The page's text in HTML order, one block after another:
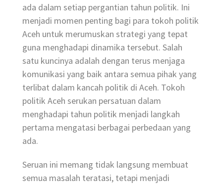
ada dalam setiap pergantian tahun politik. Ini
menjadi momen penting bagi para tokoh politik
Aceh untuk merumuskan strategi yang tepat
guna menghadapi dinamika tersebut. Salah
satu kuncinya adalah dengan terus menjaga
komunikasi yang baik antara semua pihak yang
terlibat dalam kancah politik di Aceh. Tokoh
politik Aceh serukan persatuan dalam
menghadapi tahun politik menjadi langkah
pertama mengatasi berbagai perbedaan yang
ada.
Seruan ini memang tidak langsung membuat
semua masalah teratasi, tetapi menjadi